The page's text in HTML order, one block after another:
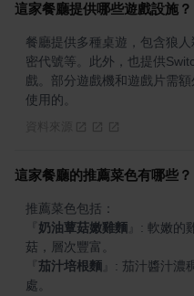
這家餐廳提供哪些遊戲設施？
餐廳提供多種桌遊，包含狼
密代號等。此外，也提供
戲。部分遊戲機和遊戲片需
使用的。
這家餐廳的推薦菜色有哪些？
奶油蕈菇嫩雞麵
: 軟嫩的
茄汁培根麵
: 茄汁醬汁濃